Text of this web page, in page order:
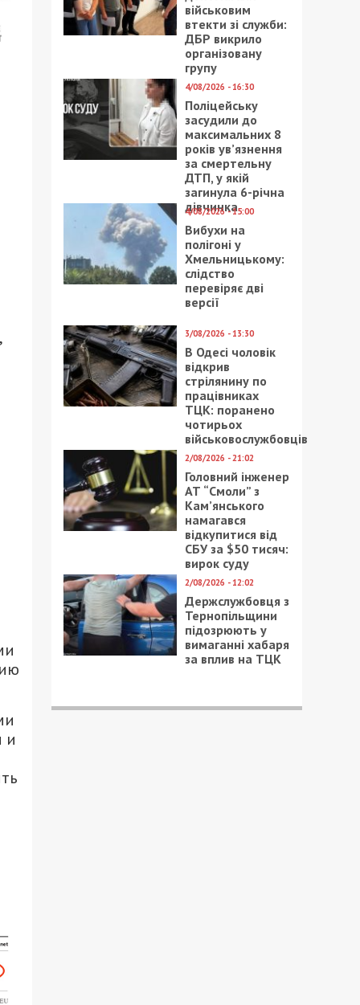
и
військовим
втекти зі служби:
ДБР викрило
організовану
групу
4/08/2026 - 16:30
Поліцейську
засудили до
максимальних 8
років ув’язнення
за смертельну
ДТП, у якій
загинула 6-річна
дівчинка
4/08/2026 - 15:00
Вибухи на
полігоні у
Хмельницькому:
слідство
перевіряє дві
версії
3/08/2026 - 13:30
В Одесі чоловік
відкрив
стрілянину по
працівниках
ТЦК: поранено
чотирьох
військовослужбовців
2/08/2026 - 21:02
Головний інженер
АТ “Смоли” з
Кам’янського
намагався
відкупитися від
СБУ за $50 тисяч:
вирок суду
2/08/2026 - 12:02
Держслужбовця з
Тернопільщини
підозрюють у
вимаганні хабаря
за вплив на ТЦК